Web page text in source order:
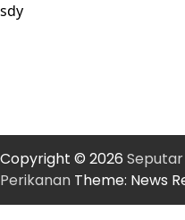
sdy
Copyright © 2026
Perikanan Theme: News